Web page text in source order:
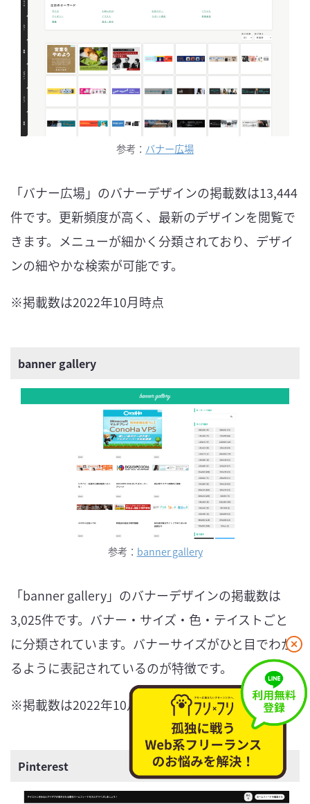
閉
じ
る
参考： バナー広場
「バナー広場」のバナーデザインの掲載数は13,444
件です。更新頻度が高く、最新のデザインを閲覧で
きます。メニューが細かく分類されており、デザイ
ンの細やかな検索が可能です。
※掲載数は2022年10月時点
banner gallery
参考： banner gallery
「banner gallery」のバナーデザインの掲載数は
3,025件です。バナー・サイズ・色・テイストごと
に分類されています。バナーサイズがひと目でわか
るように表記されているのが特徴です。
※掲載数は2022年10月時点
Pinterest